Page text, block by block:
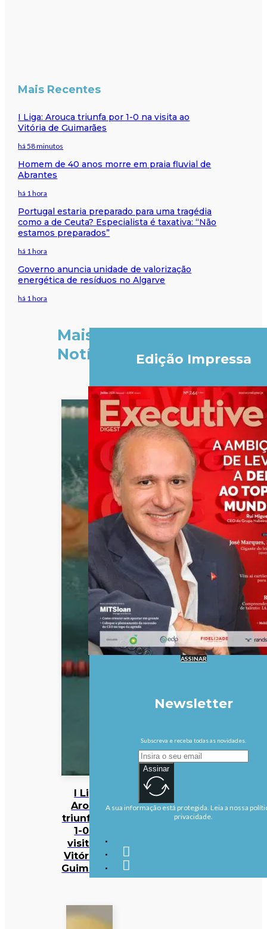
Mais Recentes
I Liga: Arouca triunfa por 1-0 na visita ao
Vitória de Guimarães
há 58 minutos
Homem de 40 anos morre em praia fluvial de
Abrantes
há 1 hora
Portugal estaria preparado para uma tragédia
como a de Ceuta? Especialista é taxativa: “Não
estamos preparados”
há 1 hora
Governo anuncia unidade de valorização
energética de resíduos no Algarve
há 1 hora
Mais
Notícias
I Liga:
Arouca
triunfa por
1-0 na
visita ao
Vitória de
Guimarães
Edição Impressa
ASSINAR
Newsletter
Subscreva e receba todas as novidades.
Assinar
A sua informação está protegida. Leia a nossa
privacidade.